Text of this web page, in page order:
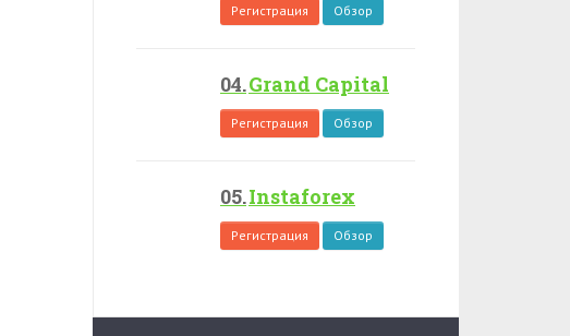
Регистрация Обзор
Grand Capital
Регистрация Обзор
Instaforex
Регистрация Обзор